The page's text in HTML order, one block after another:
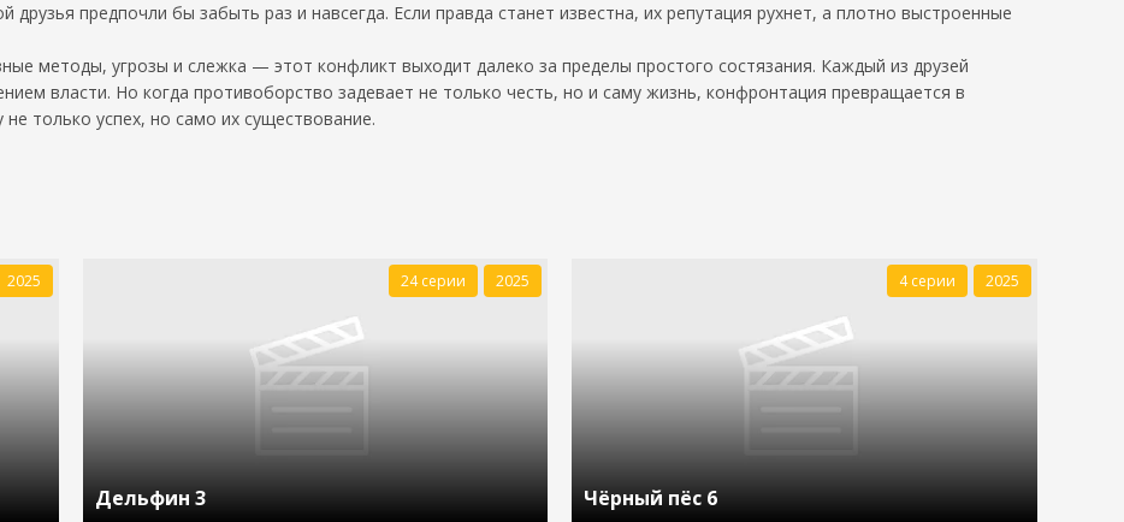
друзья предпочли бы забыть раз и навсегда. Если правда станет известна, их репутация рухнет, а плотно выстроенные
методы, угрозы и слежка — этот конфликт выходит далеко за пределы простого состязания. Каждый из друзей
власти. Но когда противоборство задевает не только честь, но и саму жизнь, конфронтация превращается в
только успех, но само их существование.
2025
Дельфин 3
24 серии 2025
Чёрный пёс 6
4 серии 2025